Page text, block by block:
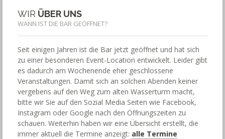
WIR ÜBER UNS
WANN IST DIE BAR GEÖFFNET?
Seit einigen Jahren ist die Bar jetzt geöffnet und hat sich
zu einer besonderen Event-Location entwickelt. Leider gibt
es dadurch am Wochenende eher geschlossene
Veranstaltungen. Damit sich an solchen Abenden keiner
vergebens auf den Weg zum alten Wasserturm macht,
bitte wir Sie auf den Sozial Media Seiten wie Facebook,
Instagram oder Google nach den Öffnungszeiten zu
schauen. Weiterhin haben wir eine Übersicht erstellt, die
immer aktuell die Termine anzeigt: alle Termine